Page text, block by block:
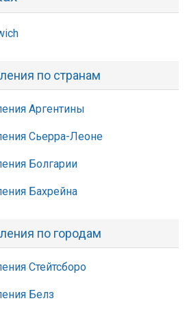
по странам
Аргентины
Сьерра-Леоне
Болгарии
Бахрейна
по городам
Стейтсборо
Белз